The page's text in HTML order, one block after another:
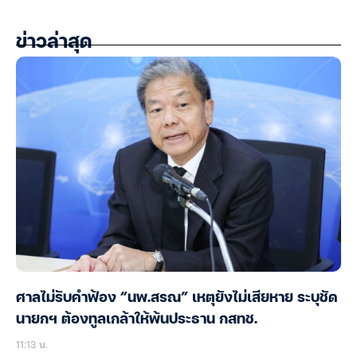
ข่าวล่าสุด
ศาลไม่รับคำฟ้อง “นพ.สรณ” เหตุยังไม่เสียหาย ระบุชัด
นายกฯ ต้องทูลเกล้าให้พ้นประธาน กสทช.
11:13 น.